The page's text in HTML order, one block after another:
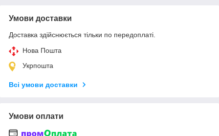
Умови доставки
Доставка здійснюється тільки по передоплаті.
Нова Пошта
Укрпошта
Всі умови доставки
Умови оплати